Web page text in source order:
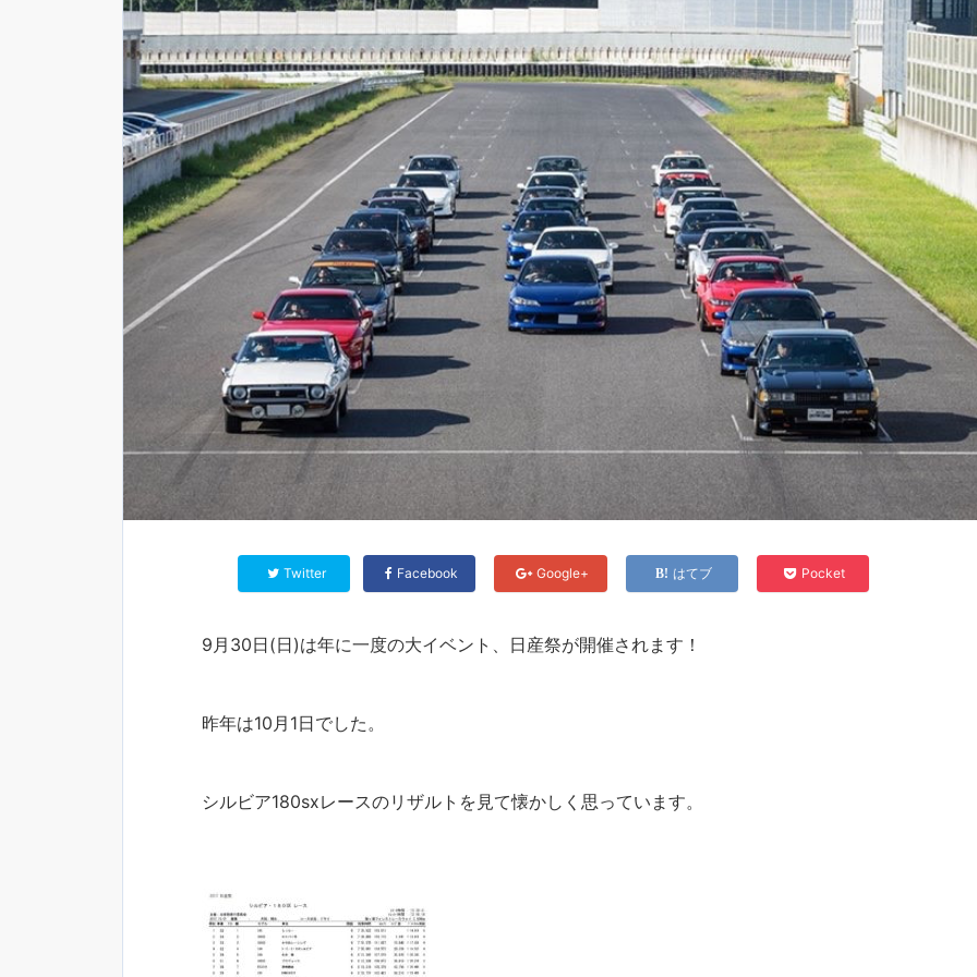
Twitter Facebook Google+ はてブ Pocket
9月30日(日)は年に一度の大イベント、日産祭が開催されます！
昨年は10月1日でした。
シルビア180sxレースのリザルトを見て懐かしく思っています。